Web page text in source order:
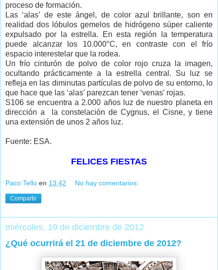
proceso de formación.
Las ‘alas’ de este ángel, de color azul brillante, son en
realidad dos lóbulos gemelos de hidrógeno súper caliente
expulsado por la estrella. En esta región la temperatura
puede alcanzar los 10.000°C, en contraste con el frío
espacio interestelar que la rodea.
Un frío cinturón de polvo de color rojo cruza la imagen,
ocultando prácticamente a la estrella central. Su luz se
refleja en las diminutas partículas de polvo de su entorno, lo
que hace que las ‘alas’ parezcan tener ‘venas’ rojas.
S106 se encuentra a 2.000 años luz de nuestro planeta en
dirección a la constelación de Cygnus, el Cisne, y tiene
una extensión de unos 2 años luz.
Fuente: ESA.
FELICES FIESTAS
Paco Tello en 13:42 No hay comentarios:
Compartir
miércoles, 19 de diciembre de 2012
¿Qué ocurrirá el 21 de diciembre de 2012?